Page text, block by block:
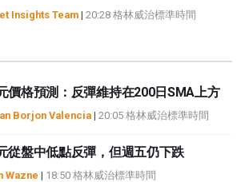
Insights Team | 20:28 格林威治標準時間
價格預測：反彈維持在200日SMA上方
Borjon Valencia| 20:05 格林威治標準時間
從盤中低點反彈，但週五仍下跌
Wazne | 18:50 格林威治標準時間